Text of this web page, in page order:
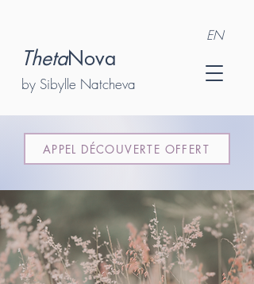
EN
ThetaNova
by Sibylle Natcheva
APPEL DÉCOUVERTE OFFERT